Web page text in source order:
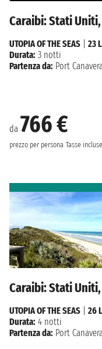
Caraibi: Stati
da 766 €
prezzo per persona Tasse incluse
UTOPIA OF THE SEAS
23
Durata: 3 notti
Partenza da: Port
Caraibi: Stati
UTOPIA OF THE SEAS
26
Durata: 4 notti
Partenza da: Port